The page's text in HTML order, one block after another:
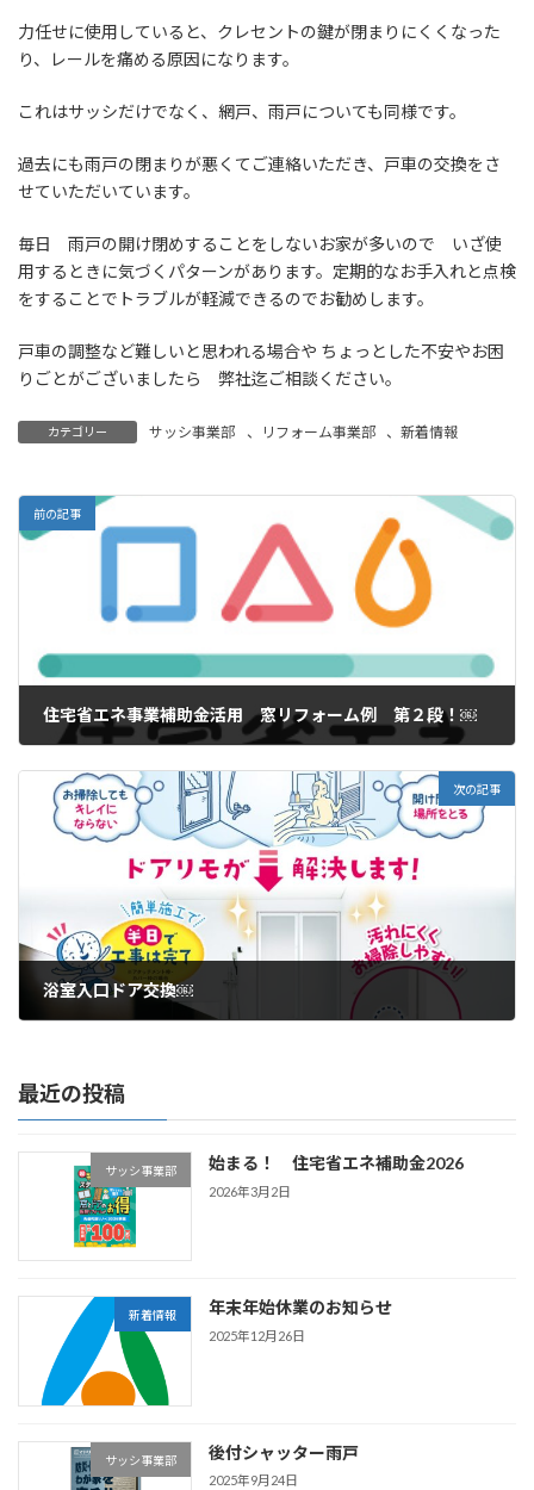
力任せに使用していると、クレセントの鍵が閉まりにくくなった
り、レールを痛める原因になります。
これはサッシだけでなく、網戸、雨戸についても同様です。
過去にも雨戸の閉まりが悪くてご連絡いただき、戸車の交換をさ
せていただいています。
毎日 雨戸の開け閉めすることをしないお家が多いので いざ使
用するときに気づくパターンがあります。定期的なお手入れと点検
をすることでトラブルが軽減できるのでお勧めします。
戸車の調整など難しいと思われる場合や ちょっとした不安やお困
りごとがございましたら 弊社迄ご相談ください。
カテゴリー サッシ事業部 、 リフォーム事業部 、新着情報
前の記事
住宅省エネ事業補助金活用 窓リフォーム例 第２段！￼
次の記事
浴室入口ドア交換￼
最近の投稿
サッシ事業部 始まる！ 住宅省エネ補助金2026
2026年3月2日
新着情報 年末年始休業のお知らせ
2025年12月26日
サッシ事業部 後付シャッター雨戸
2025年9月24日